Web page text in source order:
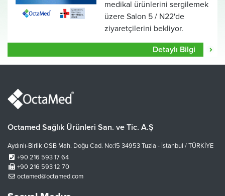
medikal ürünlerini sergilemek
üzere Salon 5 / N22'de
ziyaretçilerini bekliyor.
Detaylı Bilgi
Octamed Sağlık Ürünleri San. ve Tic. A.Ş
Aydınlı-Birlik OSB Mah. Doğu Cad. No:15 34953 Tuzla - İstanbul / TÜRKİYE
+90 216 593 17 64
+90 216 593 12 70
octamed@octamed.com